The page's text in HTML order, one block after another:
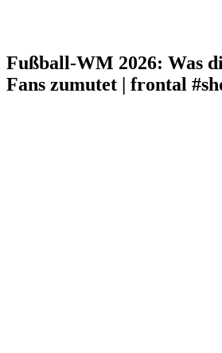
Fußball-WM 2026: Was
Fans zumutet | frontal